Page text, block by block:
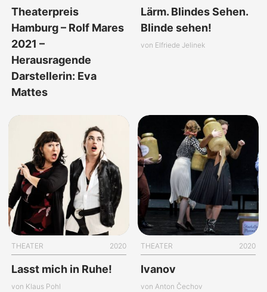
Theaterpreis
Hamburg – Rolf Mares
2021 –
Herausragende
Darstellerin: Eva
Mattes
Lärm. Blindes Sehen.
Blinde sehen!
von Elfriede Jelinek
THEATER 2020
Lasst mich in Ruhe!
von Klaus Pohl
THEATER 2020
Ivanov
von Anton Čechov